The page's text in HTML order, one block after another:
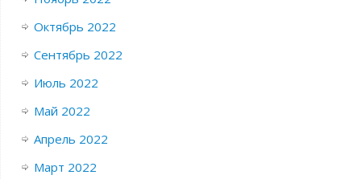
Октябрь 2022
Сентябрь 2022
Июль 2022
Май 2022
Апрель 2022
Март 2022